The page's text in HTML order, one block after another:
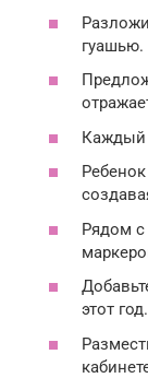
гуашью.
Каждый
Рядом
этот год.